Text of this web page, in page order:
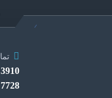
3910 282 0912
7728 3355 028